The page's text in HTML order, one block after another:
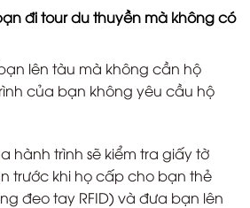
đi tour du thuyền mà không có
lên tàu mà không cần hộ
của bạn không yêu cầu hộ
hành trình sẽ kiểm tra giấy tờ
trước khi họ cấp cho bạn thẻ
đeo tay RFID) và đưa bạn lên